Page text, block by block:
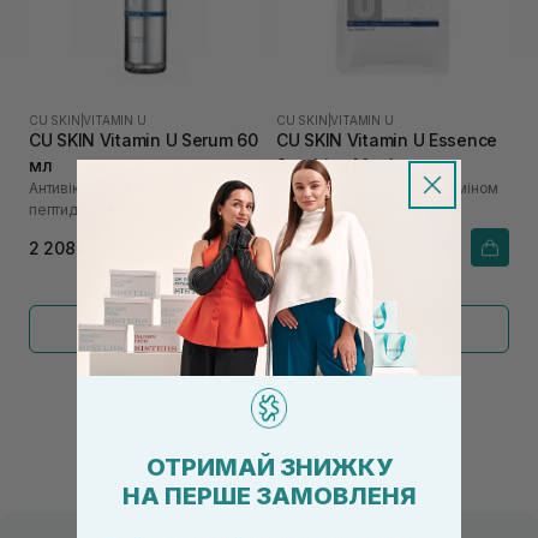
CU SKIN |VITAMIN U
CU SKIN Vitamin U Serum 60
мл
Антивікова сироватка з
пептидами та вітаміном U
2 208₴
CU SKIN |VITAMIN U
CU SKIN Vitamin U Essence
Soothing Mask
Відновлююча маска з вітаміном
186₴
Показати більше
2
ОТРИМАЙ ЗНИЖКУ
НА ПЕРШЕ ЗАМОВЛЕНЯ